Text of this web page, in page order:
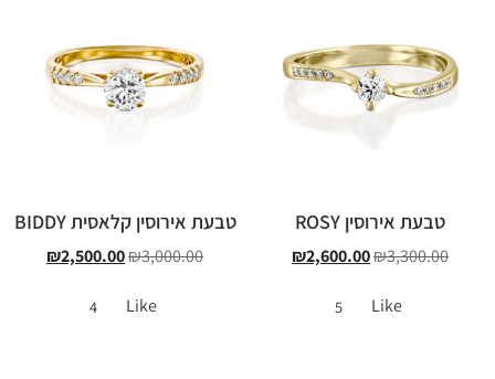
טבעת אירוסין ROSY
₪3,300.00
₪2,600.00
Like
5
טבעת אירוסין קלאסית BIDDY
₪3,000.00
₪2,500.00
Like
4